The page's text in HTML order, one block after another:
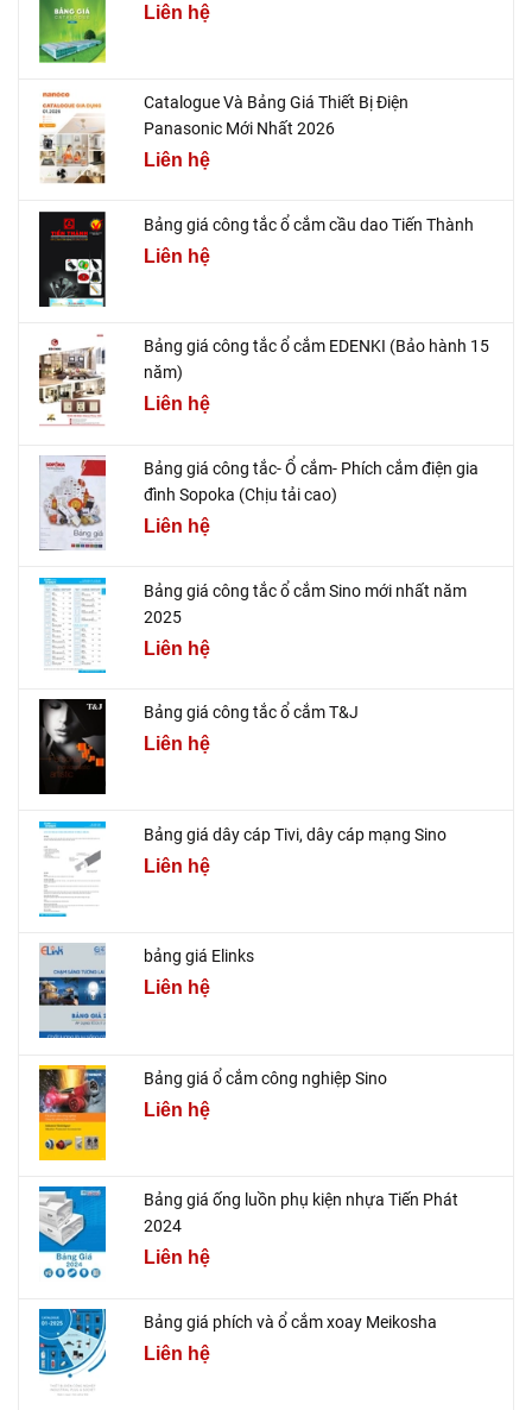
Liên hệ
Catalogue Và Bảng Giá Thiết Bị Điện
Panasonic Mới Nhất 2026
Liên hệ
Bảng giá công tắc ổ cắm cầu dao Tiến Thành
Liên hệ
Bảng giá công tắc ổ cắm EDENKI (Bảo hành 15
năm)
Liên hệ
Bảng giá công tắc- Ổ cắm- Phích cắm điện gia
đình Sopoka (Chịu tải cao)
Liên hệ
Bảng giá công tắc ổ cắm Sino mới nhất năm
2025
Liên hệ
Bảng giá công tắc ổ cắm T&J
Liên hệ
Bảng giá dây cáp Tivi, dây cáp mạng Sino
Liên hệ
bảng giá Elinks
Liên hệ
Bảng giá ổ cắm công nghiệp Sino
Liên hệ
Bảng giá ống luồn phụ kiện nhựa Tiến Phát
2024
Liên hệ
Bảng giá phích và ổ cắm xoay Meikosha
Liên hệ